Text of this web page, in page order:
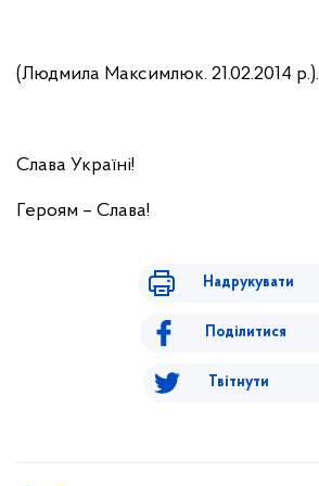
(Людмила Максимлюк. 21.02.2014 р.).
Слава Україні!
Героям – Слава!
Надрукувати
Поділитися
Твітнути